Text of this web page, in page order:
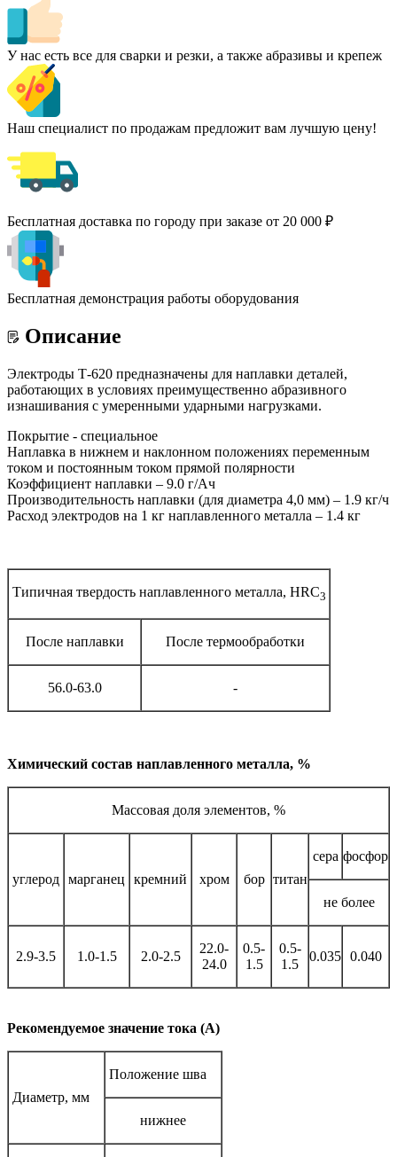
У нас есть все для сварки и резки, а также абразивы и крепеж
Наш специалист по продажам предложит вам лучшую цену!
Бесплатная доставка по городу при заказе от 20 000 ₽
Бесплатная демонстрация работы оборудования
Описание
Электроды Т-620 предназначены для наплавки деталей,
работающих в условиях преимущественно абразивного
изнашивания с умеренными ударными нагрузками.
Покрытие - специальное
Наплавка в нижнем и наклонном положениях переменным
током и постоянным током прямой полярности
Коэффициент наплавки – 9.0 г/Ач
Производительность наплавки (для диаметра 4,0 мм) – 1.9 кг/ч
Расход электродов на 1 кг наплавленного металла – 1.4 кг
Типичная твердость наплавленного металла, HRC3
После наплавки После термообработки
56.0-63.0 -
Химический состав наплавленного металла, %
Массовая доля элементов, %
углерод марганец кремний хром бор титан
сера фосфор
не более
2.9-3.5 1.0-1.5 2.0-2.5
22.0-
24.0
0.5-
1.5
0.5-
1.5
0.035 0.040
Рекомендуемое значение тока (А)
Диаметр, мм
Положение шва
нижнее